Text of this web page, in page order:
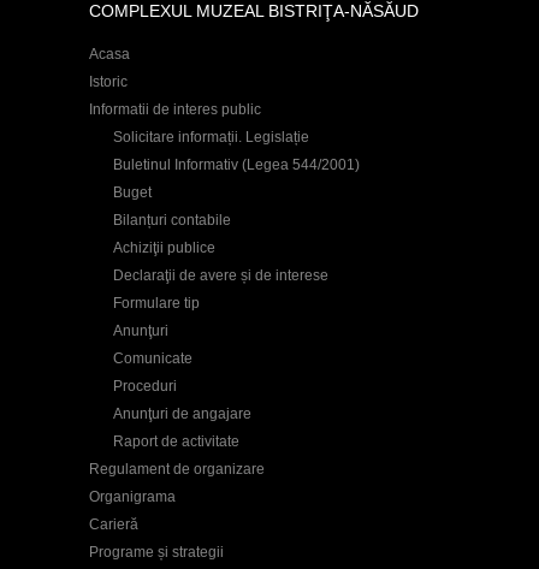
COMPLEXUL MUZEAL BISTRIŢA-NĂSĂUD
Acasa
Istoric
Informatii de interes public
Solicitare informații. Legislație
Buletinul Informativ (Legea 544/2001)
Buget
Bilanțuri contabile
Achiziţii publice
Declaraţii de avere și de interese
Formulare tip
Anunţuri
Comunicate
Proceduri
Anunţuri de angajare
Raport de activitate
Regulament de organizare
Organigrama
Carieră
Programe și strategii